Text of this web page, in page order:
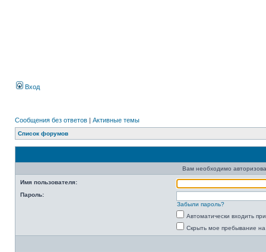
Вход
Сообщения без ответов | Активные темы
Список форумов
Вам необходимо
Имя пользователя:
Пароль:
Забыли пароль?
Автоматически входить
Скрыть мое пребывание